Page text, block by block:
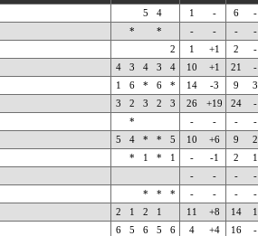
5 4 1 - 6 -
* * - - - -
2 1 +1 2 -
4 3 4 3 4 10 +1 21 -
1 6 * 6 * 14 -3 9 3
3 2 3 2 3 26 +19 24 -
* - - - -
5 4 * * 5 10 +6 9 2
* 1 * 1 - -1 2 1
- - - -
* * * - - - -
2 1 2 1 11 +8 14 1
6 5 6 5 6 4 +4 16 -